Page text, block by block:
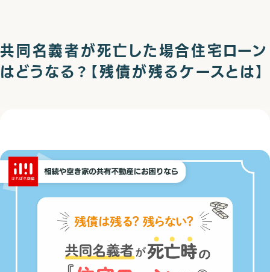
空き家
事故物件
よくあるご質問
社長ブログ
採用情報
共同名義者が死亡した場合住宅ローン
はどうなる？【残債が残るケースとは】